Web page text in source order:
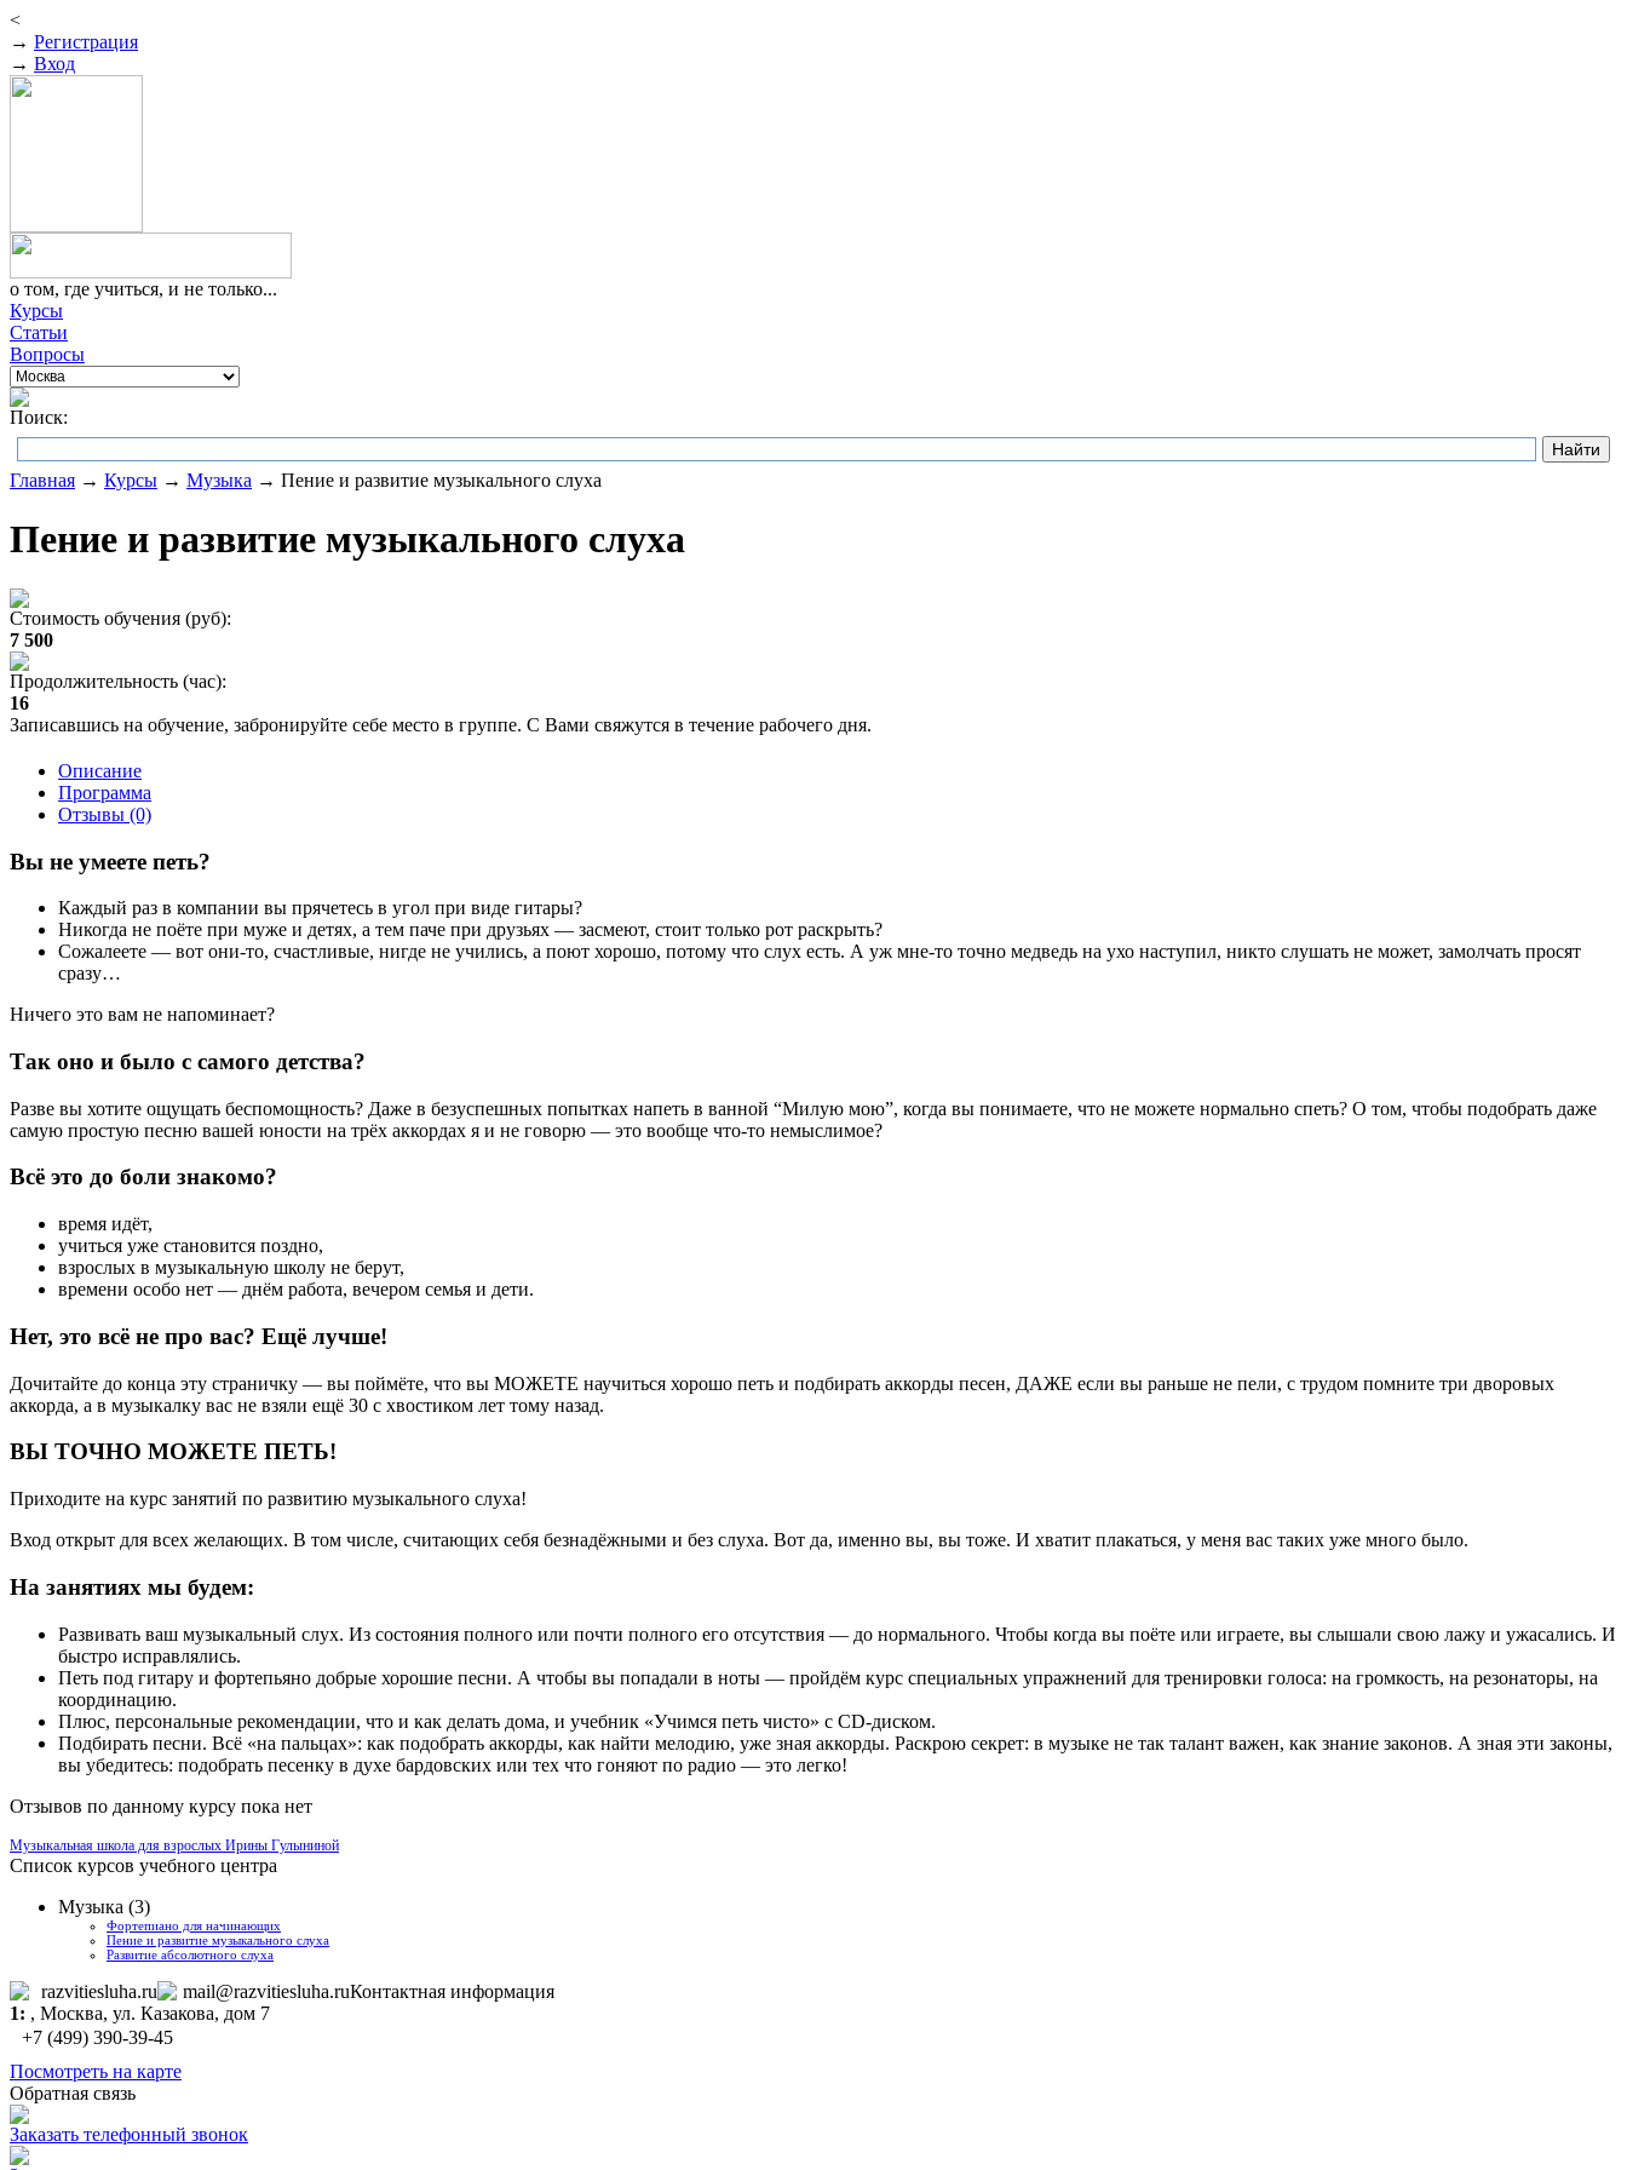
<
→ Регистрация
→ Вход
о том, где учиться, и не только...
Курсы
Статьи
Вопросы
Поиск:
Главная → Курсы → Музыка → Пение и развитие музыкального слуха
Пение и развитие музыкального слуха
Стоимость обучения (руб):
7 500
Продолжительность (час):
16
Записавшись на обучение, забронируйте себе место в группе. С Вами свяжутся в течение рабочего дня.
Описание
Программа
Отзывы (0)
Вы не умеете петь?
Каждый раз в компании вы прячетесь в угол при виде гитары?
Никогда не поёте при муже и детях, а тем паче при друзьях — засмеют, стоит только рот раскрыть?
Сожалеете — вот они-то, счастливые, нигде не учились, а поют хорошо, потому что слух есть. А уж мне-то точно медведь на ухо наступил, никто слушать не может, замолчать просят
сразу…
Ничего это вам не напоминает?
Так оно и было с самого детства?
Разве вы хотите ощущать беспомощность? Даже в безуспешных попытках напеть в ванной “Милую мою”, когда вы понимаете, что не можете нормально спеть? О том, чтобы подобрать даже
самую простую песню вашей юности на трёх аккордах я и не говорю — это вообще что-то немыслимое?
Всё это до боли знакомо?
время идёт,
учиться уже становится поздно,
взрослых в музыкальную школу не берут,
времени особо нет — днём работа, вечером семья и дети.
Нет, это всё не про вас? Ещё лучше!
Дочитайте до конца эту страничку — вы поймёте, что вы МОЖЕТЕ научиться хорошо петь и подбирать аккорды песен, ДАЖЕ если вы раньше не пели, с трудом помните три дворовых
аккорда, а в музыкалку вас не взяли ещё 30 с хвостиком лет тому назад.
ВЫ ТОЧНО МОЖЕТЕ ПЕТЬ!
Приходите на курс занятий по развитию музыкального слуха!
Вход открыт для всех желающих. В том числе, считающих себя безнадёжными и без слуха. Вот да, именно вы, вы тоже. И хватит плакаться, у меня вас таких уже много было.
На занятиях мы будем:
Развивать ваш музыкальный слух. Из состояния полного или почти полного его отсутствия — до нормального. Чтобы когда вы поёте или играете, вы слышали свою лажу и ужасались. И
быстро исправлялись.
Петь под гитару и фортепьяно добрые хорошие песни. А чтобы вы попадали в ноты — пройдём курс специальных упражнений для тренировки голоса: на громкость, на резонаторы, на
координацию.
Плюс, персональные рекомендации, что и как делать дома, и учебник «Учимся петь чисто» с CD-диском.
Подбирать песни. Всё «на пальцах»: как подобрать аккорды, как найти мелодию, уже зная аккорды. Раскрою секрет: в музыке не так талант важен, как знание законов. А зная эти законы,
вы убедитесь: подобрать песенку в духе бардовских или тех что гоняют по радио — это легко!
Отзывов по данному курсу пока нет
Музыкальная школа для взрослых Ирины Гулыниной
Список курсов учебного центра
Музыка (3)
Фортепиано для начинающих
Пение и развитие музыкального слуха
Развитие абсолютного слуха
razvitiesluha.ru mail@razvitiesluha.ruКонтактная информация
1: , Москва, ул. Казакова, дом 7
+7 (499) 390-39-45
Посмотреть на карте
Обратная связь
Заказать телефонный звонок